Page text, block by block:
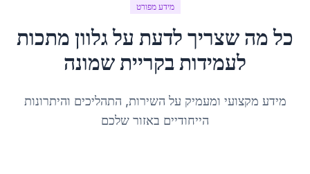
מידע מפורט
כל מה שצריך לדעת עלגלוון מתכות
לעמידות בקריית שמונה
מידע מקצועי ומעמיק על השירות, התהליכים והיתרונות
הייחודיים באזור שלכם